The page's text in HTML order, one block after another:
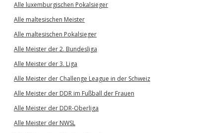
Alle luxemburgischen Pokalsieger
Alle maltesischen Meister
Alle maltesischen Pokalsieger
Alle Meister der 2. Bundesliga
Alle Meister der 3. Liga
Alle Meister der Challenge League in der Schweiz
Alle Meister der DDR im Fußball der Frauen
Alle Meister der DDR-Oberliga
Alle Meister der NWSL